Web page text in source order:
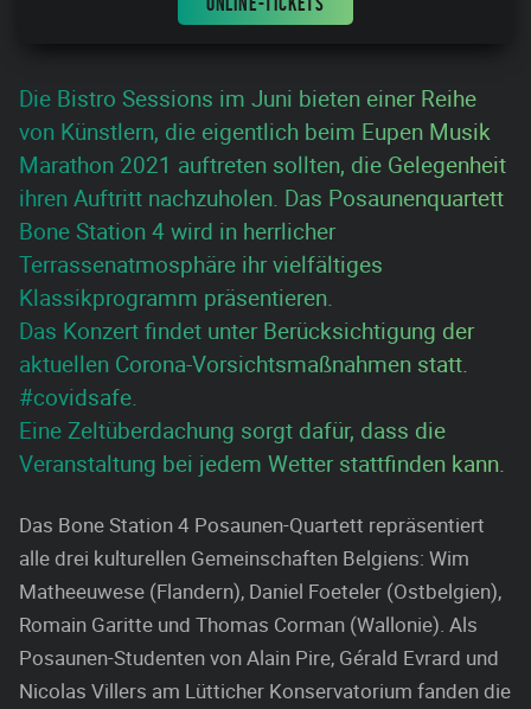
Die Bistro Sessions im Juni bieten einer Reihe
von Künstlern, die eigentlich beim Eupen Musik
Marathon 2021 auftreten sollten, die Gelegenheit
ihren Auftritt nachzuholen. Das Posaunenquartett
Bone Station 4 wird in herrlicher
Terrassenatmosphäre ihr vielfältiges
Klassikprogramm präsentieren.
Das Konzert findet unter Berücksichtigung der
aktuellen Corona-Vorsichtsmaßnahmen statt.
#covidsafe.
Eine Zeltüberdachung sorgt dafür, dass die
Veranstaltung bei jedem Wetter stattfinden kann.
Das Bone Station 4 Posaunen-Quartett repräsentiert
alle drei kulturellen Gemeinschaften Belgiens: Wim
Matheeuwese (Flandern), Daniel Foeteler (Ostbelgien),
Romain Garitte und Thomas Corman (Wallonie). Als
Posaunen-Studenten von Alain Pire, Gérald Evrard und
Nicolas Villers am Lütticher Konservatorium fanden die